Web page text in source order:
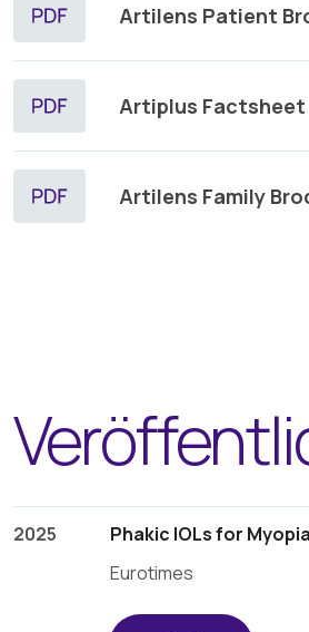
Artilens Patient
Artiplus Factsheet
Artilens Family
2025
Phakic IOLs for
Eurotimes